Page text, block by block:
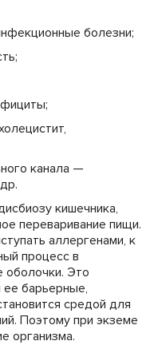
болезни;
канала —
кишечника,
переваривание пищи.
аллергенами, к
процесс в
оболочки. Это
ее барьерные,
средой для
Поэтому при экземе
организма.